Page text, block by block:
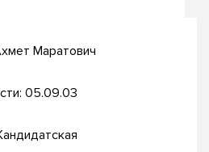
Маратович
05.09.03